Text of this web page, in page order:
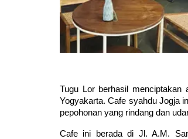
Tugu Lor berhasil menciptakan
Yogyakarta. Cafe syahdu Jogja
pepohonan yang rindang dan
Cafe ini berada di Jl. A.M.